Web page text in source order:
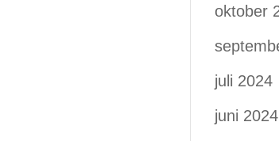
oktober
juli 2024
juni 2024